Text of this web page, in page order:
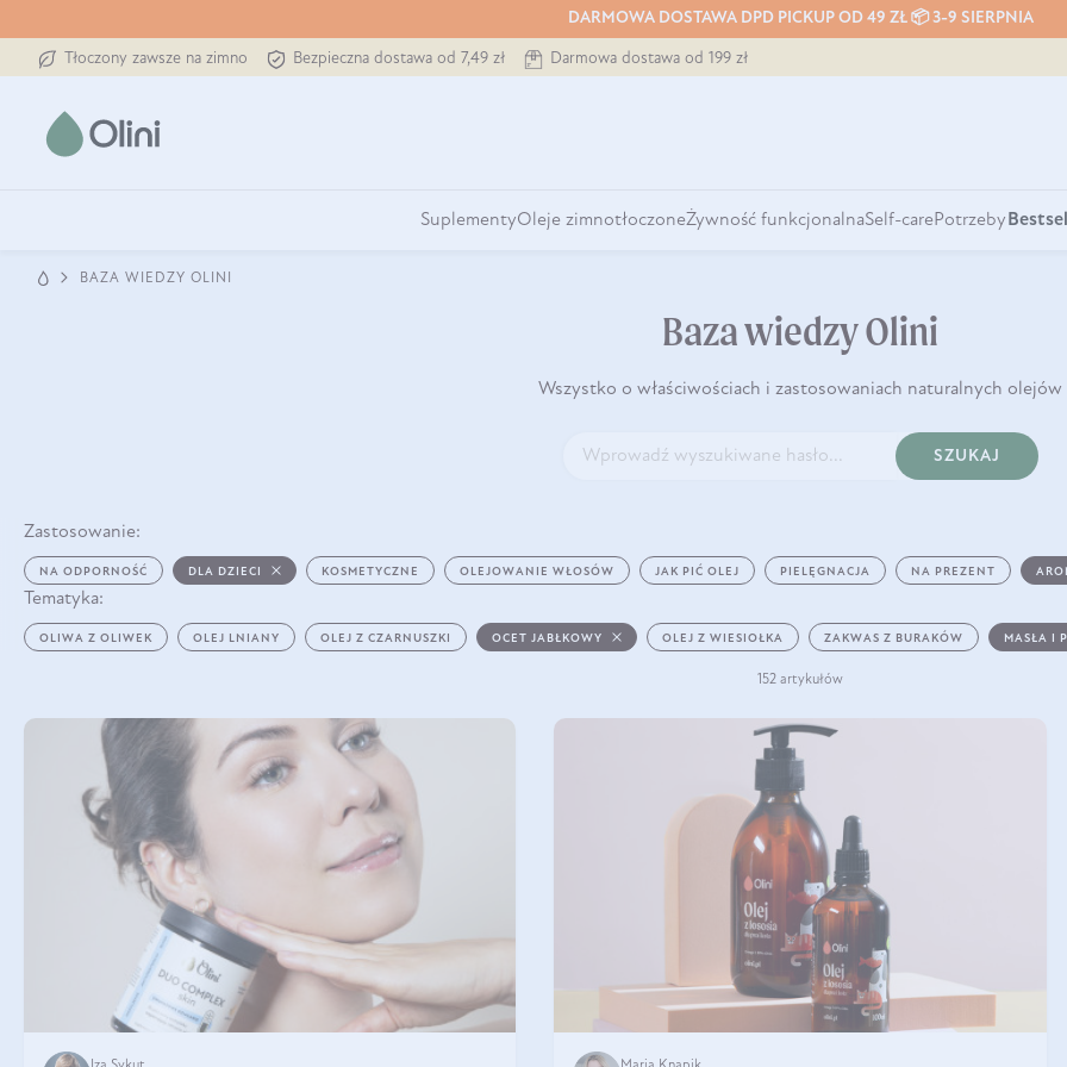
DARMOWA DOSTAWA DPD PICKUP OD 49 ZŁ 📦 3-9 SIERPNIA
Tłoczony zawsze na zimno Bezpieczna dostawa od 7,49 zł Darmowa dostawa od 199 zł
SuplementyOleje zimnotłoczoneŻywność funkcjonalnaSelf-carePotrzeby
BAZA WIEDZY OLINI
Baza wiedzy Olini
Wszystko o właściwościach i zastosowaniach naturalnych olejów
SZUKAJ
Zastosowanie:
NA ODPORNOŚĆ DLA DZIECI KOSMETYCZNE OLEJOWANIE WŁOSÓW JAK PIĆ OLEJ PIELĘGNACJA NA PREZENT
Tematyka:
OLIWA Z OLIWEK OLEJ LNIANY OLEJ Z CZARNUSZKI OCET JABŁKOWY OLEJ Z WIESIOŁKA ZAKWAS Z BURAKÓW MASŁA I
152 artykułów